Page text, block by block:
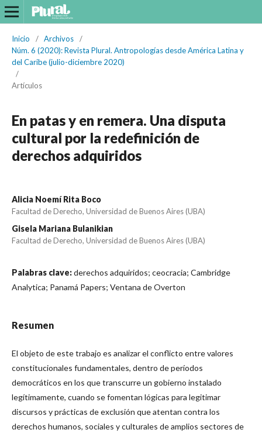
Inicio / Archivos
/
Núm. 6 (2020): Revista Plural. Antropologías desde América Latina y
del Caribe (julio-diciembre 2020)
/
Artículos
En patas y en remera. Una disputa
cultural por la redefinición de
derechos adquiridos
Alicia Noemí Rita Boco
Facultad de Derecho, Universidad de Buenos Aires (UBA)
Gisela Mariana Bulanikian
Facultad de Derecho, Universidad de Buenos Aires (UBA)
Palabras clave:derechos adquiridos; ceocracia; Cambridge
Analytica; Panamá Papers; Ventana de Overton
Resumen
El objeto de este trabajo es analizar el conflicto entre valores
constitucionales fundamentales, dentro de períodos
democráticos en los que transcurre un gobierno instalado
legítimamente, cuando se fomentan lógicas para legitimar
discursos y prácticas de exclusión que atentan contra los
derechos humanos, sociales y culturales de amplios sectores de